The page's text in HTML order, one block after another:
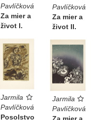
Pavlíčková
Za mier a
život I.
Pavlíčková
Za mier a
život II.
Jarmila
Pavlíčková
Posolstvo
Jarmila
Pavlíčková